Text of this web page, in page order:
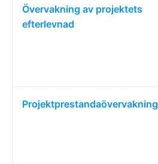
Övervakning av projektets
efterlevnad
Projektprestandaövervakning